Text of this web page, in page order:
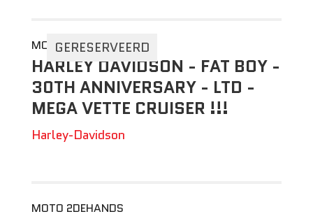
GERESERVEERD
MOTO 2DEHANDS
HARLEY DAVIDSON - FAT BOY -
30TH ANNIVERSARY - LTD -
MEGA VETTE CRUISER !!!
Harley-Davidson
MOTO 2DEHANDS